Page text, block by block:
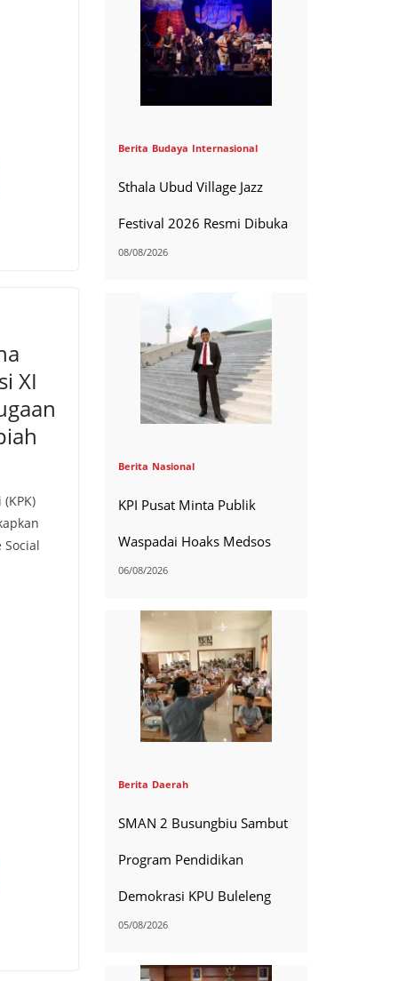
XI
Berita Budaya Internasional
Sthala Ubud Village Jazz
Festival 2026 Resmi Dibuka
08/08/2026
Berita Nasional
KPI Pusat Minta Publik
Waspadai Hoaks Medsos
06/08/2026
Berita Daerah
SMAN 2 Busungbiu Sambut
Program Pendidikan
Demokrasi KPU Buleleng
05/08/2026